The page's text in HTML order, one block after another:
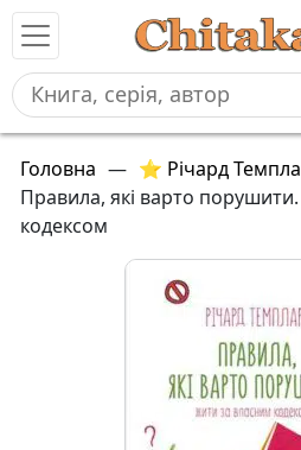
Головна — ⭐ Річард
Правила, які варто
кодексом